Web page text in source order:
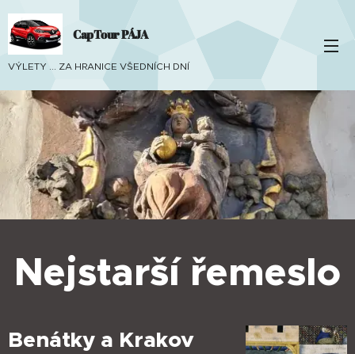
CapTour PÁJA
VÝLETY ... ZA HRANICE VŠEDNÍCH DNÍ
Nejstarší řemeslo
Benátky a Krakov